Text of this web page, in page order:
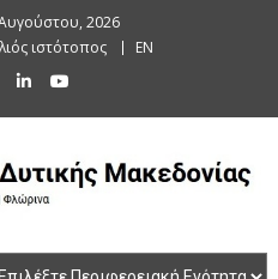
2026
ιστότοπος EN